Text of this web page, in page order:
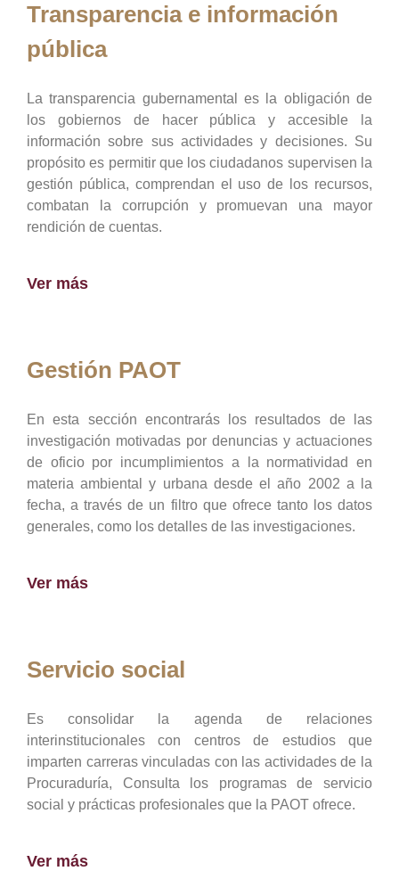
Transparencia e información
pública
La transparencia gubernamental es la obligación de
los gobiernos de hacer pública y accesible la
información sobre sus actividades y decisiones. Su
propósito es permitir que los ciudadanos supervisen la
gestión pública, comprendan el uso de los recursos,
combatan la corrupción y promuevan una mayor
rendición de cuentas.
Ver más
Gestión PAOT
En esta sección encontrarás los resultados de las
investigación motivadas por denuncias y actuaciones
de oficio por incumplimientos a la normatividad en
materia ambiental y urbana desde el año 2002 a la
fecha, a través de un filtro que ofrece tanto los datos
generales, como los detalles de las investigaciones.
Ver más
Servicio social
Es consolidar la agenda de relaciones
interinstitucionales con centros de estudios que
imparten carreras vinculadas con las actividades de la
Procuraduría, Consulta los programas de servicio
social y prácticas profesionales que la PAOT ofrece.
Ver más